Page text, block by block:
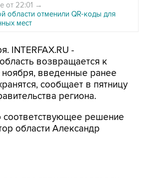
от 22:01 →
области отменили QR-коды для
мест
INTERFAX.RU -
возвращается к
введенные ранее
сообщает в пятницу
региона.
соответствующее решение
области Александр